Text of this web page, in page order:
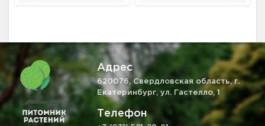
Адрес
620076, Свердловская область, г.
Екатеринбург, ул. Гастелло, 1
Телефон